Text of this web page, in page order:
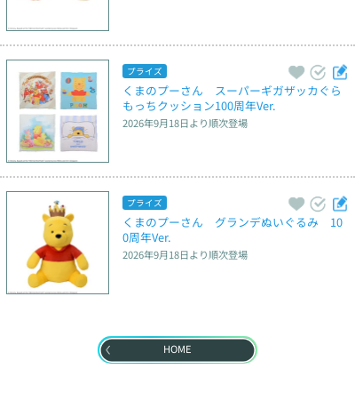
プライズ
くまのプーさん　スーパーギガザッカぐら
もっちクッション100周年Ver.
2026年9月18日より順次登場
プライズ
くまのプーさん　グランデぬいぐるみ　10
0周年Ver.
2026年9月18日より順次登場
HOME